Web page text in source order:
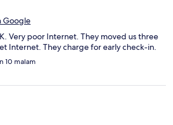
Google
Very poor Internet. They moved us three
Internet. They charge for early check-in.
10 malam